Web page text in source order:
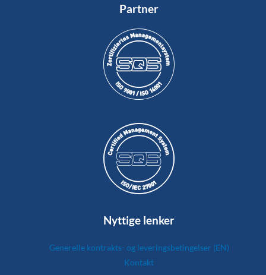
Partner
Nyttige lenker
Generelle kontrakts- og leveringsbetingelser (EN)
Kontakt